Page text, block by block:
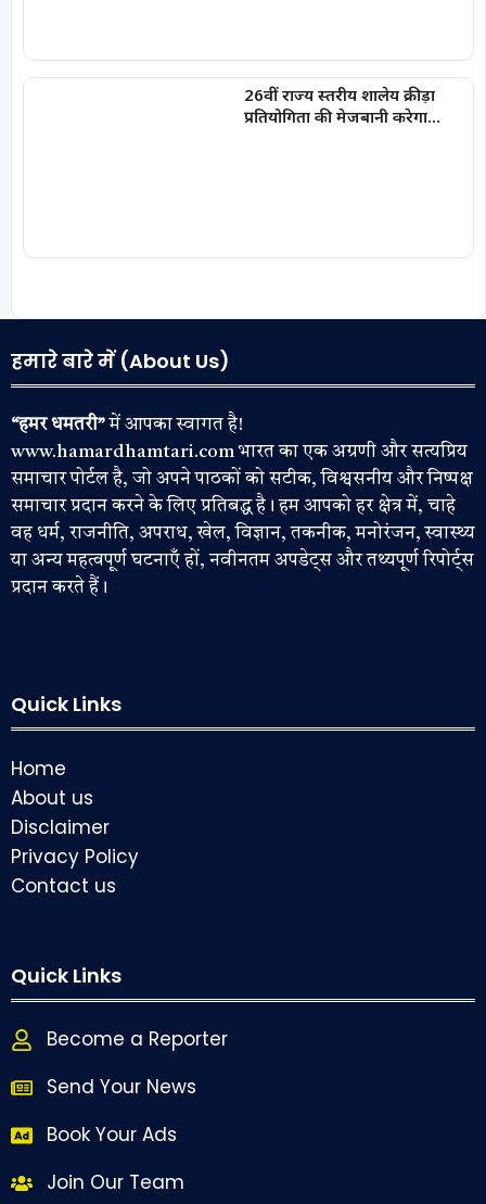
26वीं राज्य स्तरीय शालेय क्रीड़ा
प्रतियोगिता की मेजबानी करेगा
हमारे बारे में (About Us)
“हमर धमतरी”में आपका स्वागत है!
www.hamardhamtari.com भारत का एक अग्रणी और सत्यप्रिय
समाचार पोर्टल है, जो अपने पाठकों को सटीक, विश्वसनीय और निष्पक्ष
समाचार प्रदान करने के लिए प्रतिबद्ध है। हम आपको हर क्षेत्र में, चाहे
वह धर्म, राजनीति, अपराध, खेल, विज्ञान, तकनीक, मनोरंजन, स्वास्थ्य
या अन्य महत्वपूर्ण घटनाएँ हों, नवीनतम अपडेट्स और तथ्यपूर्ण रिपोर्ट्स
प्रदान करते हैं।
Quick Links
Home
About us
Disclaimer
Privacy Policy
Contact us
Quick Links
Become a Reporter
Send Your News
Book Your Ads
Join Our Team